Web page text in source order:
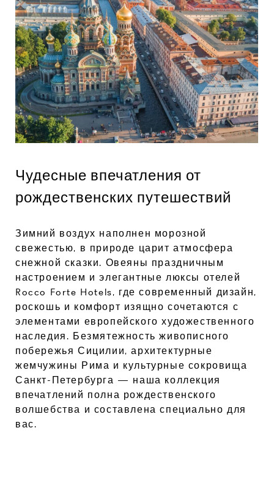
Чудесные впечатления от
рождественских путешествий
Зимний воздух наполнен морозной
свежестью, в природе царит атмосфера
снежной сказки. Овеяны праздничным
настроением и элегантные люксы отелей
Rocco Forte Hotels, где современный дизайн,
роскошь и комфорт изящно сочетаются с
элементами европейского художественного
наследия. Безмятежность живописного
побережья Сицилии, архитектурные
жемчужины Рима и культурные сокровища
Санкт-Петербурга — наша коллекция
впечатлений полна рождественского
волшебства и составлена специально для
вас.